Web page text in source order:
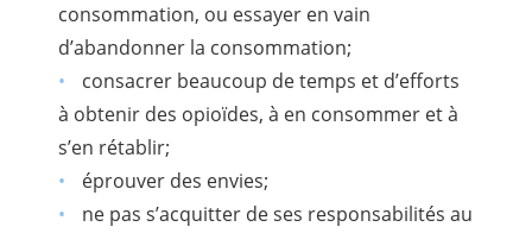
consommation, ou essayer en vain
d’abandonner la consommation;
consacrer beaucoup de temps et d’efforts
à obtenir des opioïdes, à en consommer et à
s’en rétablir;
éprouver des envies;
ne pas s’acquitter de ses responsabilités au